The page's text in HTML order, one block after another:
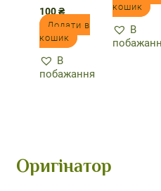
100₴
Додати в
кошик
В
побажання
кошик
В
Оригінатор